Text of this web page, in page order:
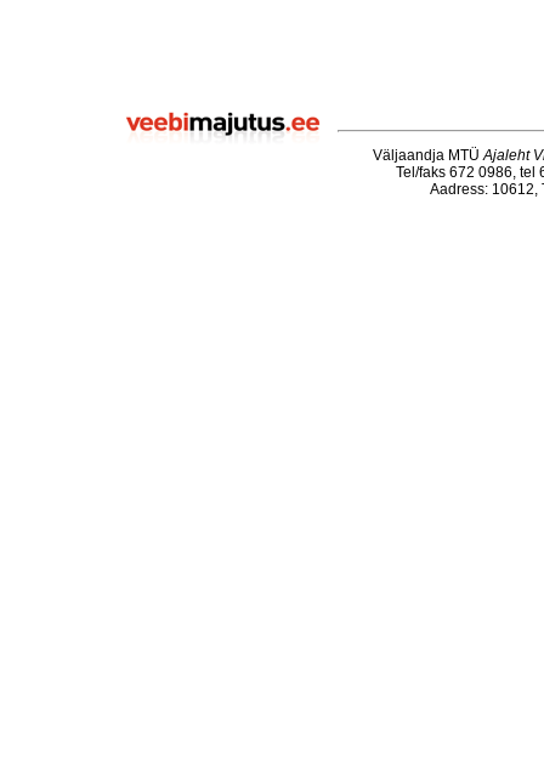
Väljaandja MTÜAjaleht
Tel/faks 672 0986, tel
Aadress: 10612,